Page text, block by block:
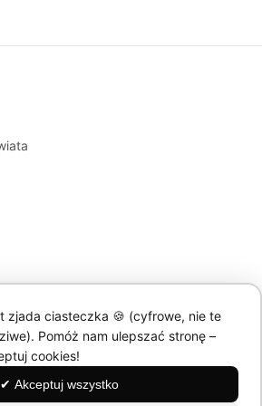
zjada ciasteczka 🍪 (cyfrowe, nie te
Pomóż nam ulepszać stronę –
cookies!
✔ Akceptuj wszystko